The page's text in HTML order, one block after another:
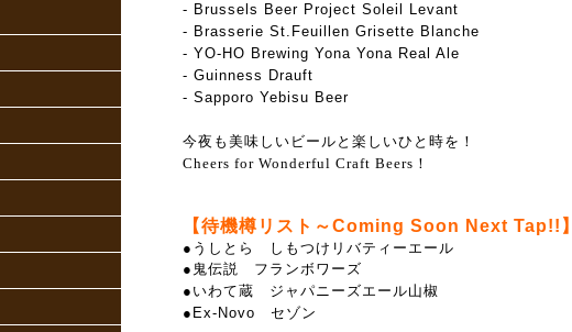
- Brussels Beer Project Soleil Levant
- Brasserie St.Feuillen Grisette Blanche
- YO-HO Brewing Yona Yona Real Ale
- Guinness Drauft
- Sapporo Yebisu Beer
今夜も美味しいビールと楽しいひと時を！
Cheers for Wonderful Craft Beers！
【待機樽リスト～Coming Soon Next Tap!!】
● うしとら しもつけリバティーエール
●鬼伝説 フランボワーズ
●いわて蔵 ジャパニーズエール山椒
●Ex-Novo セゾン